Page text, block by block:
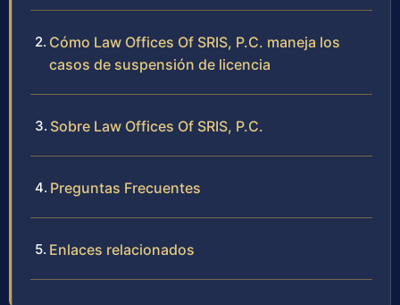
Cómo Law Offices Of SRIS, P.C. maneja los
casos de suspensión de licencia
Sobre Law Offices Of SRIS, P.C.
Preguntas Frecuentes
Enlaces relacionados